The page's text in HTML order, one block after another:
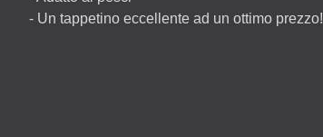
- Un tappetino eccellente ad un ottimo prezzo!